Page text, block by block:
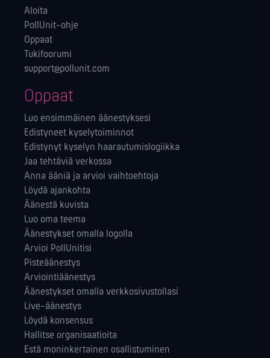
Aloita
PollUnit-ohje
Oppaat
Tukifoorumi
support@pollunit.com
Oppaat
Luo ensimmäinen äänestyksesi
Edistyneet kyselytoiminnot
Edistynyt kyselyn haarautumislogiikka
Jaa tehtäviä verkossa
Anna ääniä ja arvioi vaihtoehtoja
Löydä ajankohta
Äänestä kuvista
Luo oma teema
Äänestykset omalla logolla
Arvioi PollUnitisi
Pisteäänestys
Arviointiäänestys
Äänestykset omalla verkkosivustollasi
Live-äänestys
Löydä konsensus
Hallitse orga­nisaatioita
Estä moninkertainen osallistuminen